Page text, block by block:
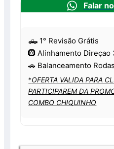
Falar
🛻 1° Revisão Grátis
🛞 Alinhamento Direçao
🚗 Balanceamento
*OFERTA VALIDA PARA
PARTICIPAREM DA
COMBO CHIQUINHO